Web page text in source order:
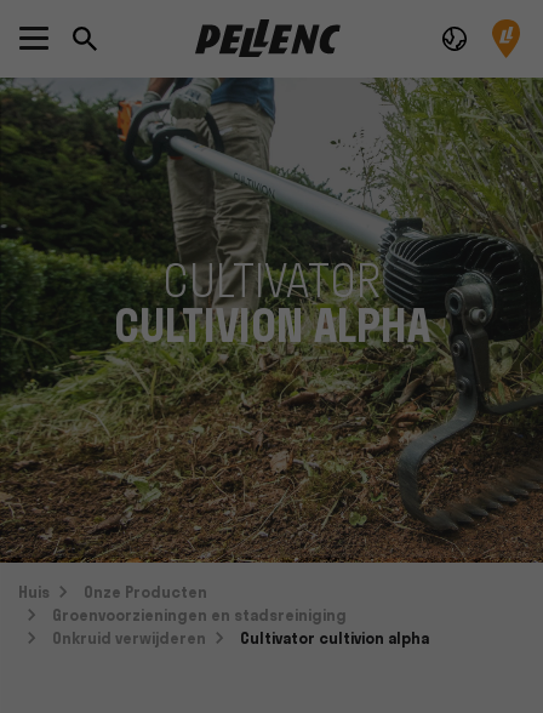
CULTIVATOR
CULTIVION ALPHA
Huis
Onze Producten
Groenvoorzieningen en stadsreiniging
Onkruid verwijderen
Cultivator cultivion alpha